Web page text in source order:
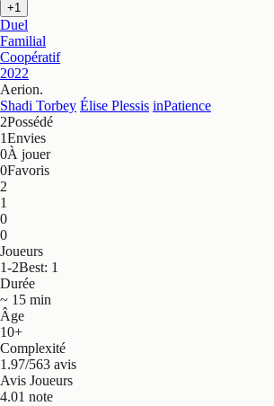
+1
Duel
Familial
Coopératif
2022
Aerion.
Shadi Torbey Élise Plessis inPatience
2Possédé
1Envies
0À jouer
0Favoris
2
1
0
0
Joueurs
1-2Best: 1
Durée
~ 15 min
Âge
10+
Complexité
1.97/563 avis
Avis Joueurs
4.01 note